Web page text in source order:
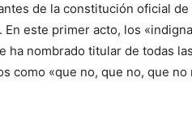
de la constitución oficial
En este primer acto, los
ha nombrado titular de todas
como «que no, que no, que